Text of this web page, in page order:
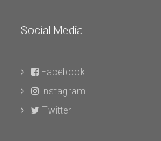
Social Media
Facebook
Instagram
Twitter